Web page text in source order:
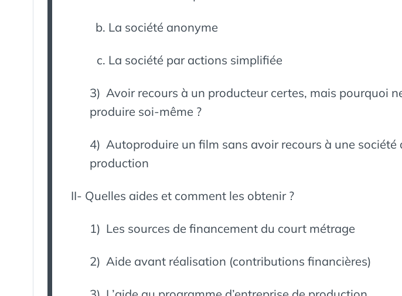
La société anonyme
La société par actions simplifiée
3) Avoir recours à un producteur certes, mais pourquoi
produire soi-même ?
4) Autoproduire un film sans avoir recours à une société
production
II- Quelles aides et comment les obtenir ?
1) Les sources de financement du court métrage
2) Aide avant réalisation (contributions financières)